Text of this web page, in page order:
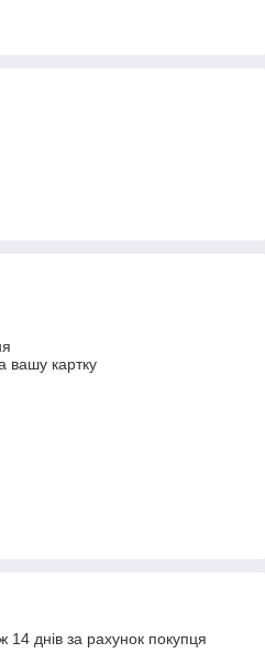
вашу картку
днів за рахунок покупця